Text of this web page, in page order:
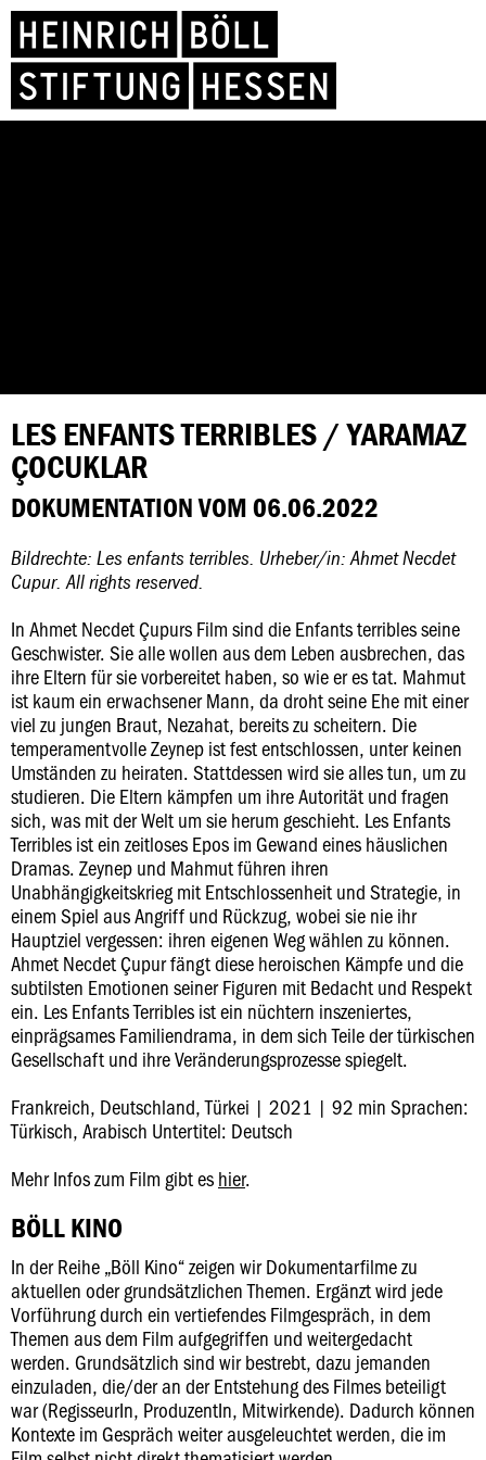
LES ENFANTS TERRIBLES / YARAMAZ
ÇOCUKLAR
DOKUMENTATION VOM 06.06.2022
Bildrechte: Les enfants terribles. Urheber/in: Ahmet Necdet
Cupur. All rights reserved.
In Ahmet Necdet Çupurs Film sind die Enfants terribles seine
Geschwister. Sie alle wollen aus dem Leben ausbrechen, das
ihre Eltern für sie vorbereitet haben, so wie er es tat. Mahmut
ist kaum ein erwachsener Mann, da droht seine Ehe mit einer
viel zu jungen Braut, Nezahat, bereits zu scheitern. Die
temperamentvolle Zeynep ist fest entschlossen, unter keinen
Umständen zu heiraten. Stattdessen wird sie alles tun, um zu
studieren. Die Eltern kämpfen um ihre Autorität und fragen
sich, was mit der Welt um sie herum geschieht. Les Enfants
Terribles ist ein zeitloses Epos im Gewand eines häuslichen
Dramas. Zeynep und Mahmut führen ihren
Unabhängigkeitskrieg mit Entschlossenheit und Strategie, in
einem Spiel aus Angriff und Rückzug, wobei sie nie ihr
Hauptziel vergessen: ihren eigenen Weg wählen zu können.
Ahmet Necdet Çupur fängt diese heroischen Kämpfe und die
subtilsten Emotionen seiner Figuren mit Bedacht und Respekt
ein. Les Enfants Terribles ist ein nüchtern inszeniertes,
einprägsames Familiendrama, in dem sich Teile der türkischen
Gesellschaft und ihre Veränderungsprozesse spiegelt.
Frankreich, Deutschland, Türkei | 2021 | 92 min Sprachen:
Türkisch, Arabisch Untertitel: Deutsch
Mehr Infos zum Film gibt es hier.
BÖLL KINO
In der Reihe „Böll Kino“ zeigen wir Dokumentarfilme zu
aktuellen oder grundsätzlichen Themen. Ergänzt wird jede
Vorführung durch ein vertiefendes Filmgespräch, in dem
Themen aus dem Film aufgegriffen und weitergedacht
werden. Grundsätzlich sind wir bestrebt, dazu jemanden
einzuladen, die/der an der Entstehung des Filmes beteiligt
war (RegisseurIn, ProduzentIn, Mitwirkende). Dadurch können
Kontexte im Gespräch weiter ausgeleuchtet werden, die im